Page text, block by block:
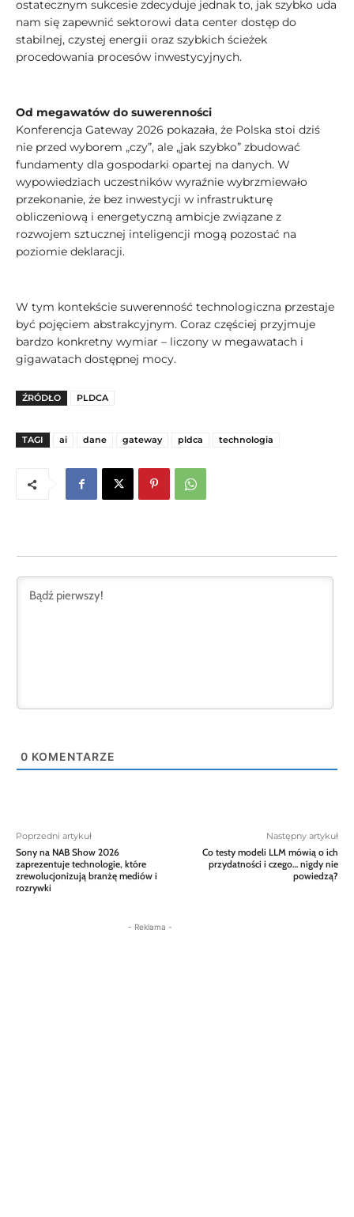
ostatecznym sukcesie zdecyduje jednak to, jak szybko uda
nam się zapewnić sektorowi data center dostęp do
stabilnej, czystej energii oraz szybkich ścieżek
procedowania procesów inwestycyjnych.
Od megawatów do suwerenności
Konferencja Gateway 2026 pokazała, że Polska stoi dziś
nie przed wyborem „czy”, ale „jak szybko” zbudować
fundamenty dla gospodarki opartej na danych. W
wypowiedziach uczestników wyraźnie wybrzmiewało
przekonanie, że bez inwestycji w infrastrukturę
obliczeniową i energetyczną ambicje związane z
rozwojem sztucznej inteligencji mogą pozostać na
poziomie deklaracji.
W tym kontekście suwerenność technologiczna przestaje
być pojęciem abstrakcyjnym. Coraz częściej przyjmuje
bardzo konkretny wymiar – liczony w megawatach i
gigawatach dostępnej mocy.
ŹRÓDŁO PLDCA
TAGI ai dane gateway pldca technologia
0 KOMENTARZE
Poprzedni artykuł
Sony na NAB Show 2026
zaprezentuje technologie, które
zrewolucjonizują branżę mediów i
rozrywki
Następny artykuł
Co testy modeli LLM mówią o ich
przydatności i czego… nigdy nie
powiedzą?
- Reklama -